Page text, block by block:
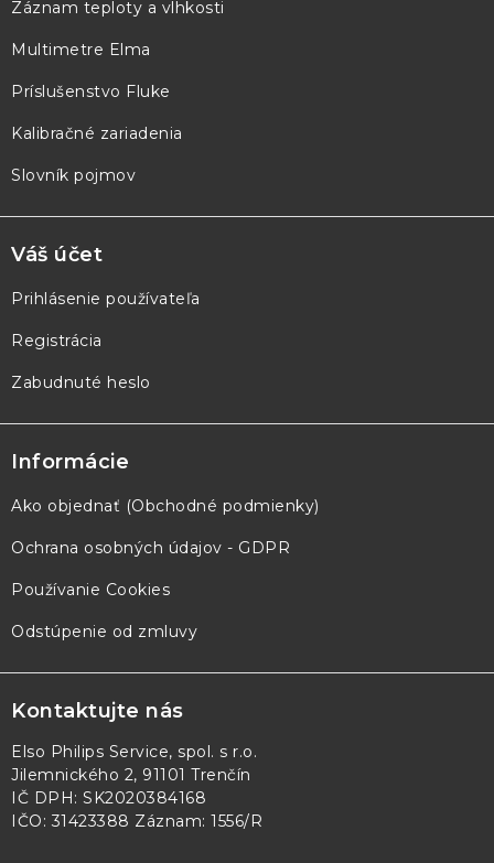
e
Záznam teploty a vlhkosti
Multimetre Elma
Príslušenstvo Fluke
Kalibračné zariadenia
Slovník pojmov
Váš účet
Prihlásenie používateľa
Registrácia
Zabudnuté heslo
Informácie
Ako objednať (Obchodné podmienky)
Ochrana osobných údajov - GDPR
Používanie Cookies
Odstúpenie od zmluvy
Kontaktujte nás
Elso Philips Service, spol. s r.o.
Jilemnického 2, 91101 Trenčín
IČ DPH: SK2020384168
IČO: 31423388 Záznam: 1556/R